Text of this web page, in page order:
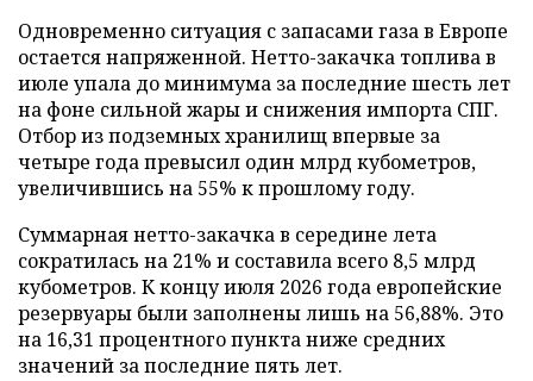
Одновременно ситуация с запасами газа в Европе
остается напряженной. Нетто-закачка топлива в
июле упала до минимума за последние шесть лет
на фоне сильной жары и снижения импорта СПГ.
Отбор из подземных хранилищ впервые за
четыре года превысил один млрд кубометров,
увеличившись на 55% к прошлому году.
Суммарная нетто-закачка в середине лета
сократилась на 21% и составила всего 8,5 млрд
кубометров. К концу июля 2026 года европейские
резервуары были заполнены лишь на 56,88%. Это
на 16,31 процентного пункта ниже средних
значений за последние пять лет.